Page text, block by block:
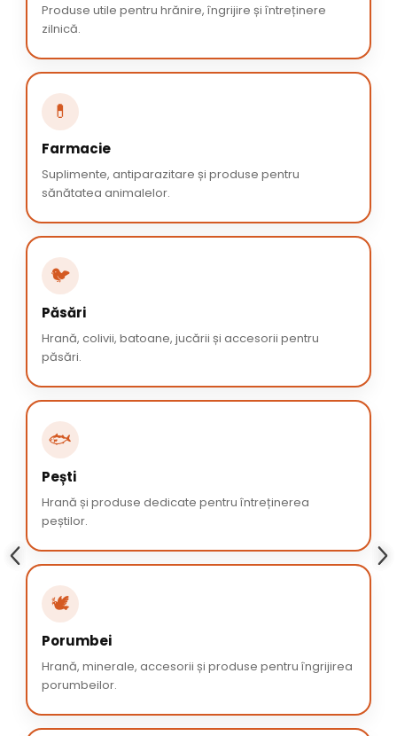
Produse utile pentru hrănire, îngrijire și întreținere
zilnică.
💊
Farmacie
Suplimente, antiparazitare și produse pentru
sănătatea animalelor.
🐦
Păsări
Hrană, colivii, batoane, jucării și accesorii pentru
păsări.
🐟
Pești
Hrană și produse dedicate pentru întreținerea
peștilor.
🕊️
Porumbei
Hrană, minerale, accesorii și produse pentru îngrijirea
porumbeilor.